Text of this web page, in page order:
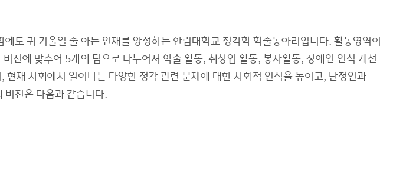
도 귀 기울일 줄 아는 인재를 양성하는 한림대학교 청각학 학술동아리입니다. 활동영역이
에 맞추어 5개의 팀으로 나누어져 학술 활동, 취창업 활동, 봉사활동, 장애인 인식 개선
재 사회에서 일어나는 다양한 청각 관련 문제에 대한 사회적 인식을 높이고, 난청인과
비전은 다음과 같습니다.